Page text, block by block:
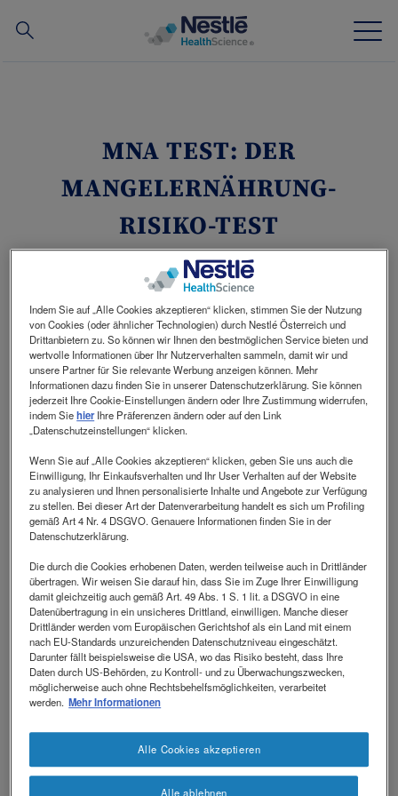
nach
Screening Tools Ernährungsstatus
Fachkreise
Contact
revamp
Über uns
Unsere Mitarbeiter
Investitionen
Social
revamp
MNA TEST: DER
MANGELERNÄHRUNG-
RISIKO-TEST
(Mini Nutritional Assessment)
ist ein Screening-Instrument, mit dessen
Hilfe einfach und rasch eine bestehende
Mangelernährung bzw. das Risiko für
Mangelernährung erkannt werden kann.
MNA-TEST SOFORT
MACHEN
MNA-TEST KURZVERSION
MNA-TEST LANGVERSION
HERUNTERLADEN
Anamnese
2 3 4 5 6
Hat die Nahrungsaufnahme während der zurückliegenden 3
Indem Sie auf „Alle Cookies akzeptieren“ klicken, stimmen Sie der Nutzung
von Cookies (oder ähnlicher Technologien) durch Nestlé Österreich und
Drittanbietern zu. So können wir Ihnen den bestmöglichen Service bieten und
wertvolle Informationen über Ihr Nutzerverhalten sammeln, damit wir und
unsere Partner für Sie relevante Werbung anzeigen können. Mehr
Informationen dazu finden Sie in unserer Datenschutzerklärung. Sie können
jederzeit Ihre Cookie-Einstellungen ändern oder Ihre Zustimmung widerrufen,
indem SiehierIhre Präferenzen ändern oder auf den Link
„Datenschutzeinstellungen“ klicken.
Wenn Sie auf „Alle Cookies akzeptieren“ klicken, geben Sie uns auch die
Einwilligung, Ihr Einkaufsverhalten und Ihr User Verhalten auf der Website
zu analysieren und Ihnen personalisierte Inhalte und Angebote zur Verfügung
zu stellen. Bei dieser Art der Datenverarbeitung handelt es sich um Profiling
gemäß Art 4 Nr. 4 DSGVO. Genauere Informationen finden Sie in der
Datenschutzerklärung.
Die durch die Cookies erhobenen Daten, werden teilweise auch in Drittländer
übertragen. Wir weisen Sie darauf hin, dass Sie im Zuge Ihrer Einwilligung
damit gleichzeitig auch gemäß Art. 49 Abs. 1 S. 1 lit. a DSGVO in eine
Datenübertragung in ein unsicheres Drittland, einwilligen. Manche dieser
Drittländer werden vom Europäischen Gerichtshof als ein Land mit einem
nach EU-Standards unzureichenden Datenschutzniveau eingeschätzt.
Darunter fällt beispielsweise die USA, wo das Risiko besteht, dass Ihre
Daten durch US-Behörden, zu Kontroll- und zu Überwachungszwecken,
möglicherweise auch ohne Rechtsbehelfsmöglichkeiten, verarbeitet
werden. Mehr Informationen
Alle ablehnen
Alle Cookies akzeptieren